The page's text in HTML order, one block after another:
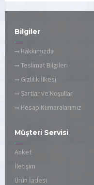
Bilgiler
Hakkımızda
Teslimat Bilgileri
Gizlilik İlkesi
Şartlar ve Koşullar
Hesap Numaralarımız
Müşteri Servisi
Anket
İletişim
Ürün İadesi